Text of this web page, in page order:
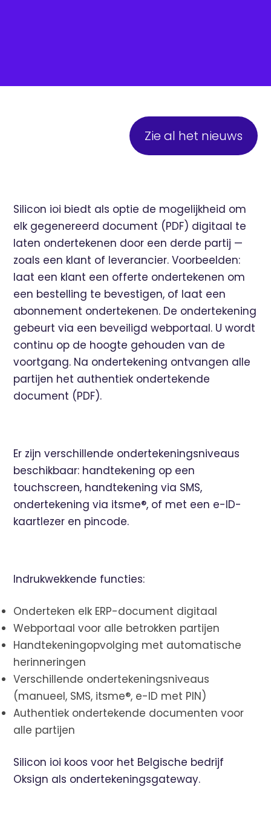
Zie al het nieuws
Silicon ioi biedt als optie de mogelijkheid om
elk gegenereerd document (PDF) digitaal te
laten ondertekenen door een derde partij —
zoals een klant of leverancier. Voorbeelden:
laat een klant een offerte ondertekenen om
een bestelling te bevestigen, of laat een
abonnement ondertekenen. De ondertekening
gebeurt via een beveiligd webportaal. U wordt
continu op de hoogte gehouden van de
voortgang. Na ondertekening ontvangen alle
partijen het authentiek ondertekende
document (PDF).
Er zijn verschillende ondertekeningsniveaus
beschikbaar: handtekening op een
touchscreen, handtekening via SMS,
ondertekening via itsme®, of met een e-ID-
kaartlezer en pincode.
Indrukwekkende functies:
Onderteken elk ERP-document digitaal
Webportaal voor alle betrokken partijen
Handtekeningopvolging met automatische
herinneringen
Verschillende ondertekeningsniveaus
(manueel, SMS, itsme®, e-ID met PIN)
Authentiek ondertekende documenten voor
alle partijen
Silicon ioi koos voor het Belgische bedrijf
Oksign als ondertekeningsgateway.